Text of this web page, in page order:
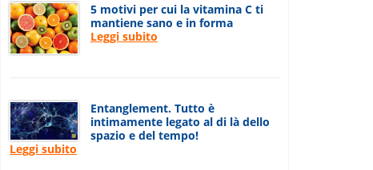
5 motivi per cui la vitamina C ti
mantiene sano e in forma
Leggi subito
Entanglement. Tutto è
intimamente legato al di là dello
spazio e del tempo!
Leggi subito